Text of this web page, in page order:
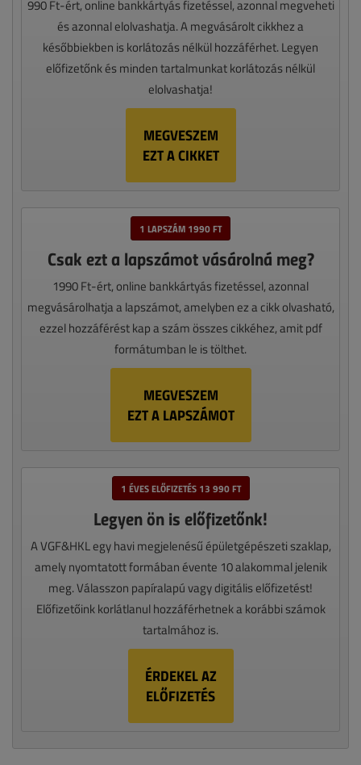
990 Ft-ért, online bankkártyás fizetéssel, azonnal megveheti
és azonnal elolvashatja. A megvásárolt cikkhez a
későbbiekben is korlátozás nélkül hozzáférhet. Legyen
előfizetőnk és minden tartalmunkat korlátozás nélkül
elolvashatja!
MEGVESZEM
EZT A CIKKET
1 LAPSZÁM 1990 FT
Csak ezt a lapszámot vásárolná meg?
1990 Ft-ért, online bankkártyás fizetéssel, azonnal
megvásárolhatja a lapszámot, amelyben ez a cikk olvasható,
ezzel hozzáférést kap a szám összes cikkéhez, amit pdf
formátumban le is tölthet.
MEGVESZEM
EZT A LAPSZÁMOT
1 ÉVES ELŐFIZETÉS 13 990 FT
Legyen ön is előfizetőnk!
A VGF&HKL egy havi megjelenésű épületgépészeti szaklap,
amely nyomtatott formában évente 10 alakommal jelenik
meg. Válasszon papíralapú vagy digitális előfizetést!
Előfizetőink korlátlanul hozzáférhetnek a korábbi számok
tartalmához is.
ÉRDEKEL AZ
ELŐFIZETÉS